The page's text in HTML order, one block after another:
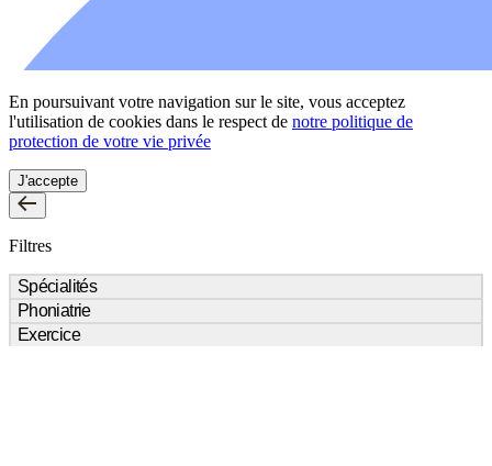
En poursuivant votre navigation sur le site, vous acceptez
l'utilisation de cookies dans le respect de notre politique de
protection de votre vie privée
J'accepte
Filtres
Spécialités
D.E.S.C. Chirurgie de la Face et du Cou
D.E.S.C. de Chirurgie maxillo-faciale et stomatologie
Phoniatrie
Exercice